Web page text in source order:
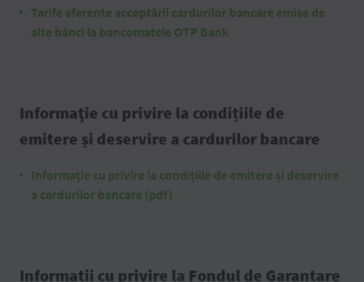
Tarife aferente acceptării cardurilor bancare emise de
alte bănci la bancomatele OTP Bank
Informaţie cu privire la condițiile de
emitere și deservire a cardurilor bancare
Informaţie cu privire la condițiile de emitere și deservire
a cardurilor bancare (pdf)
Informații cu privire la Fondul de Garantare